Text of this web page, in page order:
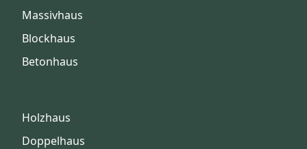
Massivhaus
Blockhaus
Betonhaus
Holzhaus
Doppelhaus